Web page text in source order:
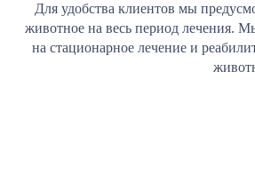
Для удобства клиентов мы
животное на весь период лечения.
на стационарное лечение и